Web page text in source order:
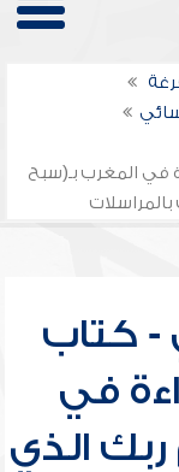
في المغرب بـ(سبح
- كتاب
في
الذي